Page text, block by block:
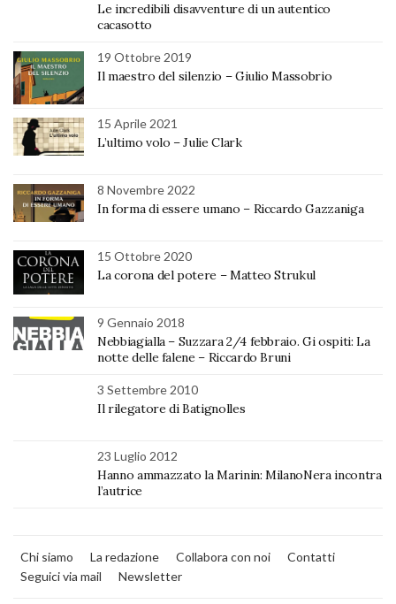
Le incredibili disavventure di un autentico
cacasotto
19 Ottobre 2019
Il maestro del silenzio – Giulio Massobrio
15 Aprile 2021
L’ultimo volo – Julie Clark
8 Novembre 2022
In forma di essere umano – Riccardo Gazzaniga
15 Ottobre 2020
La corona del potere – Matteo Strukul
9 Gennaio 2018
Nebbiagialla – Suzzara 2/4 febbraio. Gi ospiti: La
notte delle falene – Riccardo Bruni
3 Settembre 2010
Il rilegatore di Batignolles
23 Luglio 2012
Hanno ammazzato la Marinin: MilanoNera incontra
l’autrice
Chi siamo La redazione Collabora con noi
Contatti
Seguici via mail
Newsletter